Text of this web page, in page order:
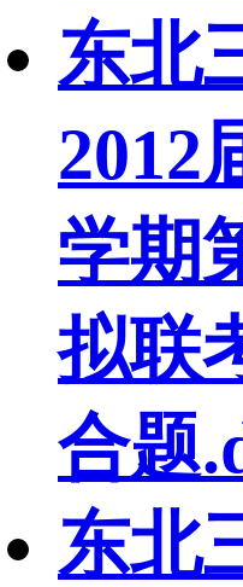
东北
2012
学期
拟联
合题
东北